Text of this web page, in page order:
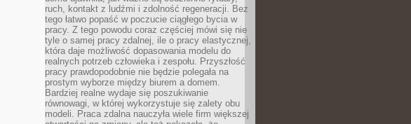
ruch, kontakt z ludźmi i zdolność regeneracji. Bez
tego łatwo popaść w poczucie ciągłego bycia w
pracy. Z tego powodu coraz częściej mówi się nie
tyle o samej pracy zdalnej, ile o pracy elastycznej,
która daje możliwość dopasowania modelu do
realnych potrzeb człowieka i zespołu. Przyszłość
pracy prawdopodobnie nie będzie polegała na
prostym wyborze między biurem a domem.
Bardziej realne wydaje się poszukiwanie
równowagi, w której wykorzystuje się zalety obu
modeli. Praca zdalna nauczyła wiele firm większej